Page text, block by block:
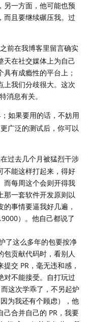
另一方面，他可能也预
而且要继续碾压我。过
前在我博客里留言确实
天在社交媒体上为自己
有成瘾性的平台上；
上我们分歧很大。这次
息有关。
如果要用的话，不妨用
广泛的测试后，你可以
过去几个月被猛烈干涉
不能这样打起来，得好
而每周这个会则开得我
那一套软件开发原则以
事情要逼我好几遍，
）。他自己都说了
了这么多年的包要按净
包贡献代码时，看别人
交 PR，毫无违和感，
对不能接受。自打玩过
这次学乖了，不另起炉
为我还有个顾虑），他
合并自己的 PR，我要